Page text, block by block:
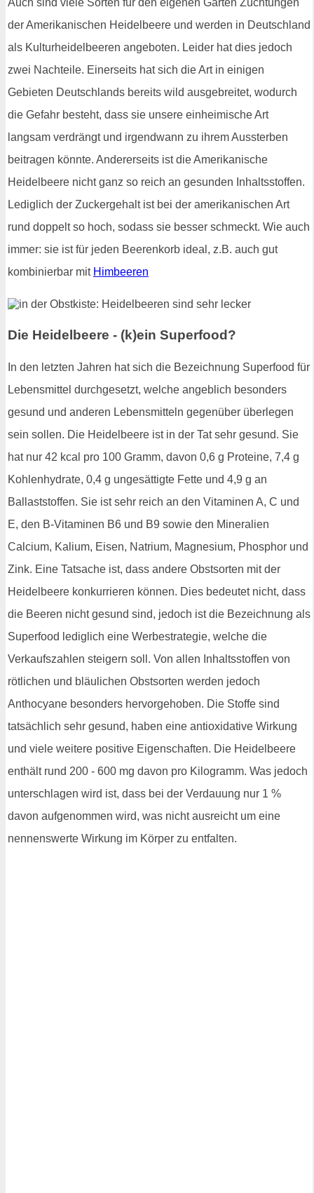
Auch sind viele Sorten für den eigenen Garten Züchtungen
der Amerikanischen Heidelbeere und werden in Deutschland
als Kulturheidelbeeren angeboten. Leider hat dies jedoch
zwei Nachteile. Einerseits hat sich die Art in einigen
Gebieten Deutschlands bereits wild ausgebreitet, wodurch
die Gefahr besteht, dass sie unsere einheimische Art
langsam verdrängt und irgendwann zu ihrem Aussterben
beitragen könnte. Andererseits ist die Amerikanische
Heidelbeere nicht ganz so reich an gesunden Inhaltsstoffen.
Lediglich der Zuckergehalt ist bei der amerikanischen Art
rund doppelt so hoch, sodass sie besser schmeckt. Wie auch
immer: sie ist für jeden Beerenkorb ideal, z.B. auch gut
kombinierbar mit Himbeeren
Die Heidelbeere - (k)ein Superfood?
In den letzten Jahren hat sich die Bezeichnung Superfood für
Lebensmittel durchgesetzt, welche angeblich besonders
gesund und anderen Lebensmitteln gegenüber überlegen
sein sollen. Die Heidelbeere ist in der Tat sehr gesund. Sie
hat nur 42 kcal pro 100 Gramm, davon 0,6 g Proteine, 7,4 g
Kohlenhydrate, 0,4 g ungesättigte Fette und 4,9 g an
Ballaststoffen. Sie ist sehr reich an den Vitaminen A, C und
E, den B-Vitaminen B6 und B9 sowie den Mineralien
Calcium, Kalium, Eisen, Natrium, Magnesium, Phosphor und
Zink. Eine Tatsache ist, dass andere Obstsorten mit der
Heidelbeere konkurrieren können. Dies bedeutet nicht, dass
die Beeren nicht gesund sind, jedoch ist die Bezeichnung als
Superfood lediglich eine Werbestrategie, welche die
Verkaufszahlen steigern soll. Von allen Inhaltsstoffen von
rötlichen und bläulichen Obstsorten werden jedoch
Anthocyane besonders hervorgehoben. Die Stoffe sind
tatsächlich sehr gesund, haben eine antioxidative Wirkung
und viele weitere positive Eigenschaften. Die Heidelbeere
enthält rund 200 - 600 mg davon pro Kilogramm. Was jedoch
unterschlagen wird ist, dass bei der Verdauung nur 1 %
davon aufgenommen wird, was nicht ausreicht um eine
nennenswerte Wirkung im Körper zu entfalten.